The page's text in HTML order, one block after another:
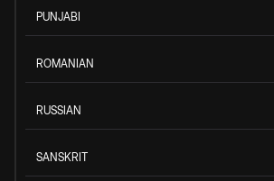
PUNJABI
ROMANIAN
RUSSIAN
SANSKRIT